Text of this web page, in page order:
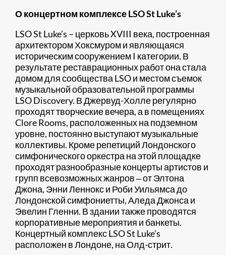
О концертном комплексе LSO St Luke’s
LSO St Luke’s – церковь XVIII века, построенная
архитектором Хоксмуром и являющаяся
историческим сооружением I категории. В
результате реставрационных работ она стала
домом для сообщества LSO и местом съемок
музыкальной образовательной программы
LSO Discovery. В Джервуд-Холле регулярно
проходят творческие вечера, а в помещениях
Clore Rooms, расположенных на подземном
уровне, постоянно выступают музыкальные
коллективы. Кроме репетиций Лондонского
симфонического оркестра на этой площадке
проходят разнообразные концерты артистов и
групп всевозможных жанров ‒ от Элтона
Джона, Энни Леннокс и Роби Уильямса до
Лондонской симфониетты, Аледа Джонса и
Эвелин Гленни. В здании также проводятся
корпоративные мероприятия и банкеты.
Концертный комплекс LSO St Luke’s
расположен в Лондоне, на Олд-стрит.